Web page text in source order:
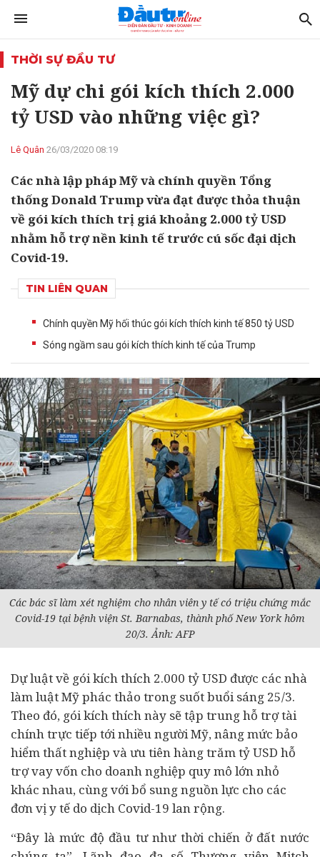
THỜI SỰ ĐẦU TƯ
Mỹ dự chi gói kích thích 2.000
tỷ USD vào những việc gì?
Lê Quân 26/03/2020 08:19
Các nhà lập pháp Mỹ và chính quyền Tổng
thống Donald Trump vừa đạt được thỏa thuận
về gói kích thích trị giá khoảng 2.000 tỷ USD
nhằm hỗ trợ nền kinh tế trước cú sốc đại dịch
Covid-19.
TIN LIÊN QUAN
Chính quyền Mỹ hối thúc gói kích thích kinh tế 850 tỷ USD
Sóng ngầm sau gói kích thích kinh tế của Trump
Các bác sĩ làm xét nghiệm cho nhân viên y tế có triệu chứng mắc
Covid-19 tại bệnh viện St. Barnabas, thành phố New York hôm
20/3. Ảnh: AFP
Dự luật về gói kích thích 2.000 tỷ USD được các nhà
làm luật Mỹ phác thảo trong suốt buổi sáng 25/3.
Theo đó, gói kích thích này sẽ tập trung hỗ trợtài
chínhtrực tiếp tới nhiều người Mỹ, nâng mức bảo
hiểm thất nghiệp và ưu tiên hàng trăm tỷ USD hỗ
trợ vay vốn cho doanh nghiệp quy mô lớn nhỏ
khác nhau, cùng với bổ sung nguồn lực cho các
đơn vị y tế do dịch Covid-19 lan rộng.
“Đây là mức độ đầu tưnhư thời chiến ở đất nước